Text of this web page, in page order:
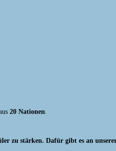
20 Nationen.
zu stärken. Dafür gibt es an